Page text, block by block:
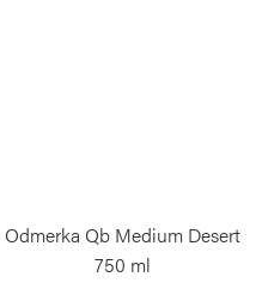
Odmerka Qb Medium Desert
750 ml